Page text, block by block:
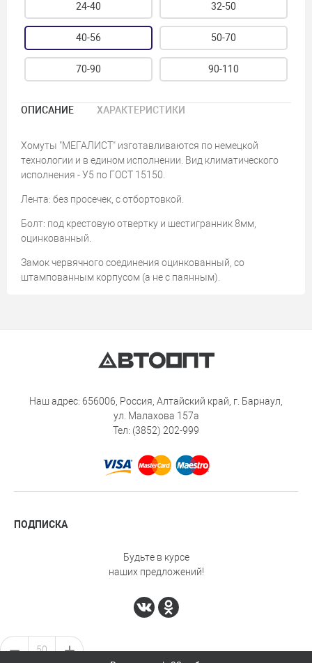
24-40 32-50
40-56 50-70
70-90 90-110
ОПИСАНИЕ ХАРАКТЕРИСТИКИ
Хомуты "МЕГАЛИСТ" изготавливаются по немецкой
технологии и в едином исполнении. Вид климатического
исполнения - У5 по ГОСТ 15150.
Лента: без просечек, с отбортовкой.
Болт: под крестовую отвертку и шестигранник 8мм,
оцинкованный.
Замок червячного соединения оцинкованный, со
штампованным корпусом (а не с паянным).
Наш адрес: 656006, Россия, Алтайский край, г. Барнаул,
ул. Малахова 157а
Тел: (3852) 202-999
ПОДПИСКА
Будьте в курсе
наших предложений!